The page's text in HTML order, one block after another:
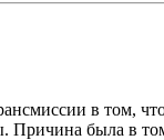
в том,
была в